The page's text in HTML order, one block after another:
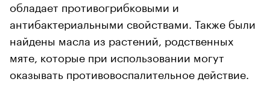
обладает противогрибковыми и
антибактериальными свойствами. Также были
найдены масла из растений, родственных
мяте, которые при использовании могут
оказывать противовоспалительное действие.